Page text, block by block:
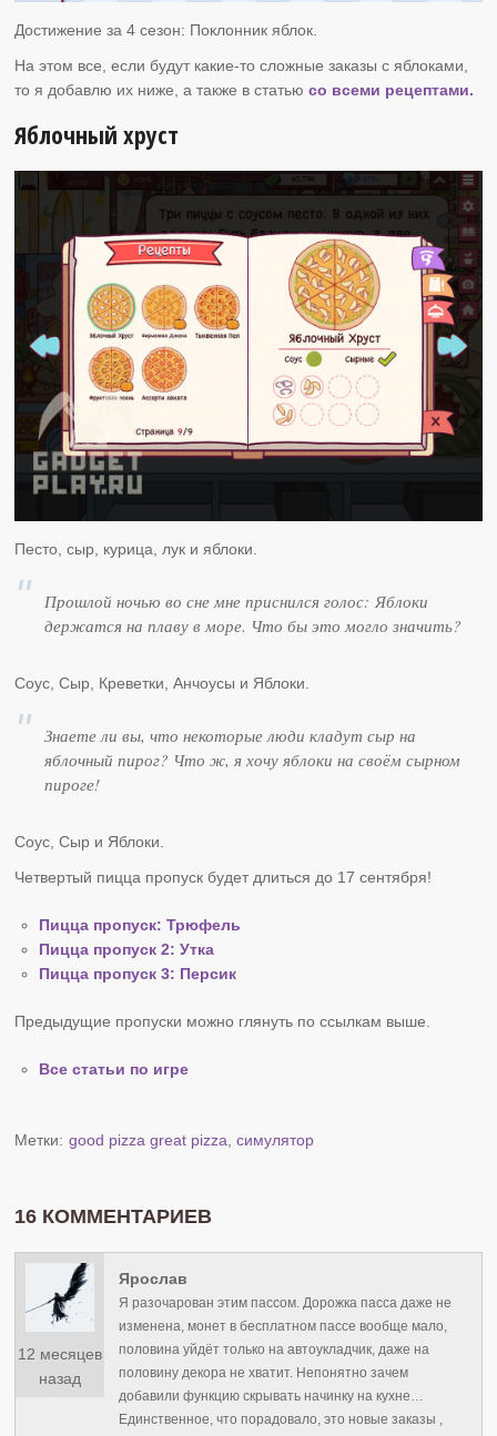
Достижение за 4 сезон: Поклонник яблок.
На этом все, если будут какие-то сложные заказы с яблоками,
то я добавлю их ниже, а также в статьюсо всеми рецептами.
Яблочный хруст
Песто, сыр, курица, лук и яблоки.
Прошлой ночью во сне мне приснился голос: Яблоки
держатся на плаву в море. Что бы это могло значить?
Соус, Сыр, Креветки, Анчоусы и Яблоки.
Знаете ли вы, что некоторые люди кладут сыр на
яблочный пирог? Что ж, я хочу яблоки на своём сырном
пироге!
Соус, Сыр и Яблоки.
Четвертый пицца пропуск будет длиться до 17 сентября!
Пицца пропуск: Трюфель
Пицца пропуск 2: Утка
Пицца пропуск 3: Персик
Предыдущие пропуски можно глянуть по ссылкам выше.
Все статьи по игре
Метки: good pizza great pizza,симулятор
16 КОММЕНТАРИЕВ
12 месяцев
назад
Ярослав
Я разочарован этим пассом. Дорожка пасса даже не
изменена, монет в бесплатном пассе вообще мало,
половина уйдёт только на автоукладчик, даже на
половину декора не хватит. Непонятно зачем
добавили функцию скрывать начинку на кухне…
Единственное, что порадовало, это новые заказы ,